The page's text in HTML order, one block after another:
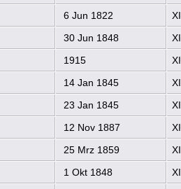
6 Jun 1822
30 Jun 1848
1915
14 Jan 1845
23 Jan 1845
12 Nov 1887
25 Mrz 1859
1 Okt 1848